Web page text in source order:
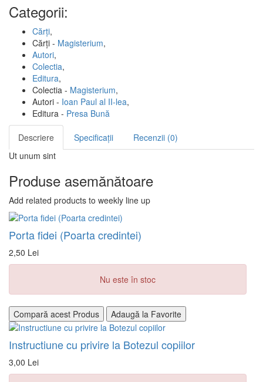
Categorii:
Cărți,
Cărți - Magisterium,
Autori,
Colectia,
Editura,
Colectia - Magisterium,
Autori - Ioan Paul al II-lea,
Editura - Presa Bună
Descriere Specificații
Recenzii (0)
Ut unum sint
Produse asemănătoare
Add related products to weekly line up
Porta fidei (Poarta credintei)
2,50 Lei
Nu este în stoc
Compară acest Produs Adaugă la Favorite
Instructiune cu privire la Botezul copiilor
3,00 Lei